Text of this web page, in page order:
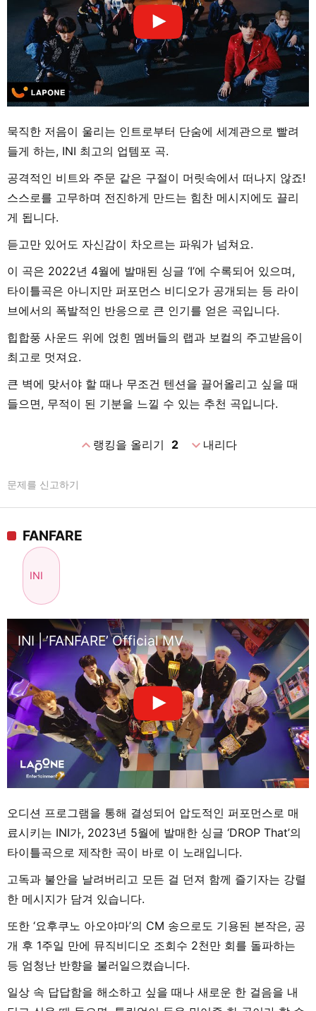
묵직한 저음이 울리는 인트로부터 단숨에 세계관으로 빨려
들게 하는, INI 최고의 업템포 곡.
공격적인 비트와 주문 같은 구절이 머릿속에서 떠나지 않죠!
스스로를 고무하며 전진하게 만드는 힘찬 메시지에도 끌리
게 됩니다.
듣고만 있어도 자신감이 차오르는 파워가 넘쳐요.
이 곡은 2022년 4월에 발매된 싱글 ‘I’에 수록되어 있으며,
타이틀곡은 아니지만 퍼포먼스 비디오가 공개되는 등 라이
브에서의 폭발적인 반응으로 큰 인기를 얻은 곡입니다.
힙합풍 사운드 위에 얹힌 멤버들의 랩과 보컬의 주고받음이
최고로 멋져요.
큰 벽에 맞서야 할 때나 무조건 텐션을 끌어올리고 싶을 때
들으면, 무적이 된 기분을 느낄 수 있는 추천 곡입니다.
expand_less랭킹을 올리기 2 expand_more내리다
문제를 신고하기
FANFARE
INI
INI | ’FANFARE’ Official MV
오디션 프로그램을 통해 결성되어 압도적인 퍼포먼스로 매
료시키는 INI가, 2023년 5월에 발매한 싱글 ‘DROP That’의
타이틀곡으로 제작한 곡이 바로 이 노래입니다.
고독과 불안을 날려버리고 모든 걸 던져 함께 즐기자는 강렬
한 메시지가 담겨 있습니다.
또한 ‘요후쿠노 아오야마’의 CM 송으로도 기용된 본작은, 공
개 후 1주일 만에 뮤직비디오 조회수 2천만 회를 돌파하는
등 엄청난 반향을 불러일으켰습니다.
일상 속 답답함을 해소하고 싶을 때나 새로운 한 걸음을 내